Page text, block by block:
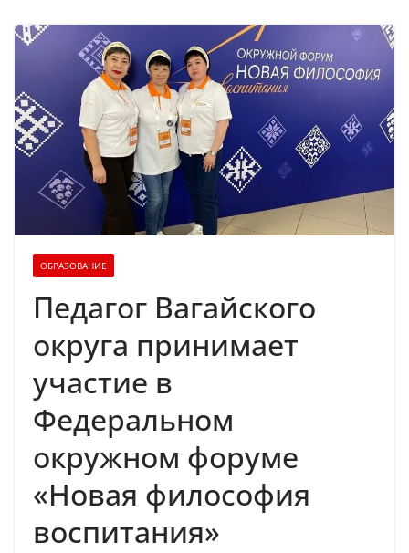
ОБРАЗОВАНИЕ
Педагог Вагайского
округа принимает
участие в
Федеральном
окружном форуме
«Новая философия
воспитания»